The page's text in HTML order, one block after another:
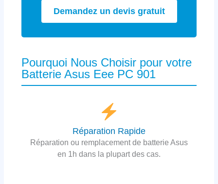
Demandez un devis gratuit
Pourquoi Nous Choisir pour votre
Batterie Asus Eee PC 901
Réparation Rapide
Réparation ou remplacement de batterie Asus
en 1h dans la plupart des cas.